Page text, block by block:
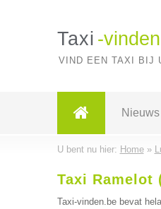
Taxi -
VIND EEN TAXI BIJ
Nieuws
U bent nu hier: Home»
Taxi Ramelot
Taxi-vinden.be bevat